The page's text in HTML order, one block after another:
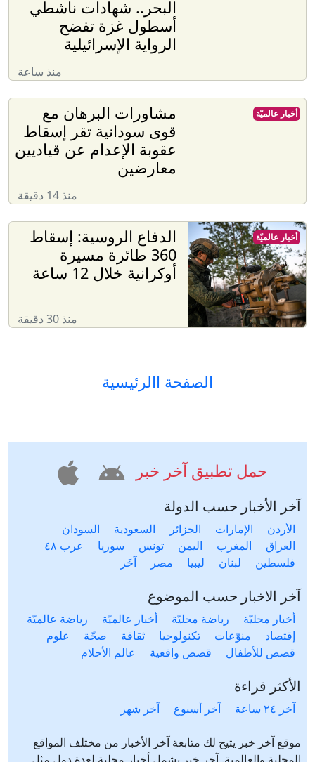
البحر.. شهادات ناشطي
أسطول غزة تفضح
الرواية الإسرائيلية
منذ ساعة
مشاورات البرهان مع
قوى سودانية تقر إسقاط
عقوبة الإعدام عن قياديين
معارضين
منذ 14 دقيقة
أخبار عالميّة
الدفاع الروسية: إسقاط
360 طائرة مسيرة
أوكرانية خلال 12 ساعة
منذ 30 دقيقة
أخبار عالميّة
الصفحة االرئيسية
حمل تطبيق آخر خبر
آخر الأخبار حسب الدولة
الأردن الإمارات الجزائر السعودية
السودان
العراق
المغرب اليمن تونس سوريا
عرب ٤٨
فلسطين
لبنان ليبيا مصر آخَر
آخر الاخبار حسب الموضوع
أخبار محليّة رياضة محليّة أخبار عالميّة
رياضة عالميّة
إقتصاد
منوّعات تكنولوجيا ثقافة صحّة
علوم
قصص للأطفال
قصص واقعية عالم الأحلام
الأكثر قراءة
آخر ٢٤ ساعة آخر أسبوع آخر شهر
موقع آخر خبر يتيح لك متابعة آخر الأخبار من مختلف المواقع